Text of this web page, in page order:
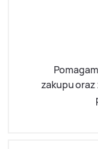
zakupu oraz